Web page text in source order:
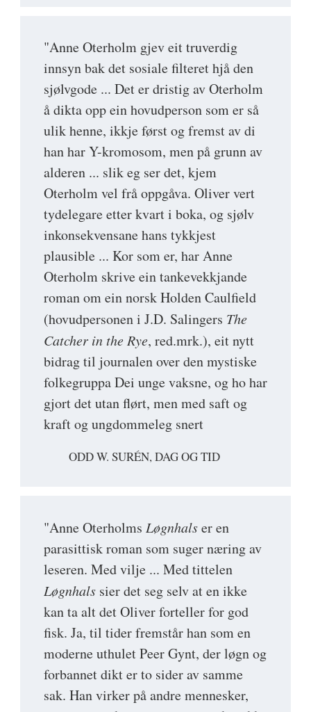
"Anne Oterholm gjev eit truverdig
innsyn bak det sosiale filteret hjå den
sjølvgode ... Det er dristig av Oterholm
å dikta opp ein hovudperson som er så
ulik henne, ikkje først og fremst av di
han har Y-kromosom, men på grunn av
alderen ... slik eg ser det, kjem
Oterholm vel frå oppgåva. Oliver vert
tydelegare etter kvart i boka, og sjølv
inkonsekvensane hans tykkjest
plausible ... Kor som er, har Anne
Oterholm skrive ein tankevekkjande
roman om ein norsk Holden Caulfield
(hovudpersonen i J.D. Salingers The
Catcher in the Rye, red.mrk.), eit nytt
bidrag til journalen over den mystiske
folkegruppa Dei unge vaksne, og ho har
gjort det utan flørt, men med saft og
kraft og ungdommeleg snert
ODD W. SURÉN, DAG OG TID
"Anne Oterholms Løgnhalser en
parasittisk roman som suger næring av
leseren. Med vilje ... Med tittelen
Løgnhals sier det seg selv at en ikke
kan ta alt det Oliver forteller for god
fisk. Ja, til tider fremstår han som en
moderne uthulet Peer Gynt, der løgn og
forbannet dikt er to sider av samme
sak. Han virker på andre mennesker,